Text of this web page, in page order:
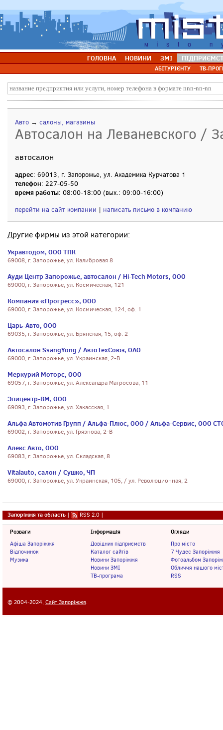
ГОЛОВНА НОВИНИ ЗМІ
АБІТУРІЄНТУ ТВ-
Авто → салоны, магазины
Автосалон на Леваневского /
автосалон
адрес: 69013, г. Запорожье, ул. Академика Курчатова 1
телефон: 227-05-50
время работы: 08:00-18:00 (вых.: 09:00-16:00)
перейти на сайт компании | написать письмо в компанию
Другие фирмы из этой категории:
Укравтодом, ООО ТПК
69008, г. Запорожье, ул. Калибровая 8
Ауди Центр Запорожье, автосалон / Hi-Tech Motors, ООО
69000, г. Запорожье, ул. Космическая, 121
Компания «Прогресс», ООО
69000, г. Запорожье, ул. Космическая, 124, оф. 1
Царь-Авто, ООО
69035, г. Запорожье, ул. Брянская, 15, оф. 2
Автосалон SsangYong / АвтоТехСоюз, ОАО
69000, г. Запорожье, ул. Украинская, 2-В
Меркурий Моторс, ООО
69057, г. Запорожье, ул. Александра Матросова, 11
Эпицентр-ВМ, ООО
69093, г. Запорожье, ул. Хакасская, 1
Альфа Автомотив Групп / Альфа-Плюс, ООО / Альфа-Сервис, ООО
69002, г. Запорожье, ул. Грязнова, 2-В
Алекс Авто, ООО
69083, г. Запорожье, ул. Складская, 8
Vitalauto, салон / Сушко, ЧП
69000, г. Запорожье, ул. Украинская, 105, / ул. Революционная, 2
Запоріжжя та область | RSS 2.0 |
Розваги
Афіша Запоріжжя
Відпочинок
Музика
Інформація
Довідник підприємств
Каталог сайтів
Новини Запоріжжя
Новини ЗМІ
ТВ-програма
Огляди
Про місто
7 Чудес Запоріжжя
Фотоальбом
Обличчя нашого
RSS
© 2004-2024, Сайт Запоріжжя.